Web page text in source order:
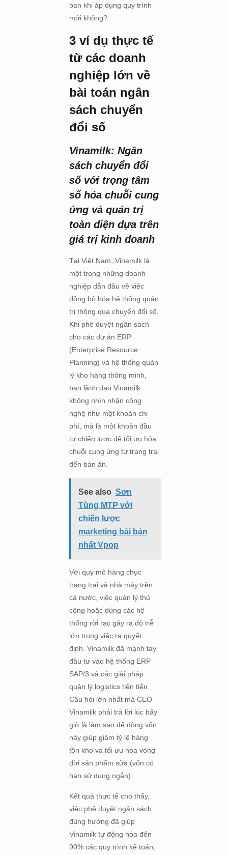
ban khi áp dụng quy trình
mới không?
3 ví dụ thực tế
từ các doanh
nghiệp lớn về
bài toán ngân
sách chuyển
đổi số
Vinamilk: Ngân
sách chuyển đổi
số với trọng tâm
số hóa chuỗi cung
ứng và quản trị
toàn diện dựa trên
giá trị kinh doanh
Tại Việt Nam, Vinamilk là
một trong những doanh
nghiệp dẫn đầu về việc
đồng bộ hóa hệ thống quản
trị thông qua chuyển đổi số.
Khi phê duyệt ngân sách
cho các dự án ERP
(Enterprise Resource
Planning) và hệ thống quản
lý kho hàng thông minh,
ban lãnh đạo Vinamilk
không nhìn nhận công
nghệ như một khoản chi
phí, mà là một khoản đầu
tư chiến lược để tối ưu hóa
chuỗi cung ứng từ trang trại
đến bàn ăn.
See also Sơn
Tùng MTP với
chiến lược
marketing bài bản
nhất Vpop
Với quy mô hàng chục
trang trại và nhà máy trên
cả nước, việc quản lý thủ
công hoặc dùng các hệ
thống rời rạc gây ra độ trễ
lớn trong việc ra quyết
định. Vinamilk đã mạnh tay
đầu tư vào hệ thống ERP
SAP/3 và các giải pháp
quản lý logistics tiên tiến.
Câu hỏi lớn nhất mà CEO
Vinamilk phải trả lời lúc bấy
giờ là làm sao để dòng vốn
này giúp giảm tỷ lệ hàng
tồn kho và tối ưu hóa vòng
đời sản phẩm sữa (vốn có
hạn sử dụng ngắn).
Kết quả thực tế cho thấy,
việc phê duyệt ngân sách
đúng hướng đã giúp
Vinamilk tự động hóa đến
90% các quy trình kế toán,